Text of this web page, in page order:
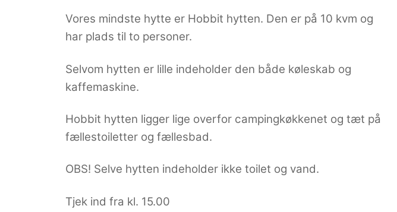
Vores mindste hytte er Hobbit hytten. Den er på 10 kvm og
har plads til to personer.
Selvom hytten er lille indeholder den både køleskab og
kaffemaskine.
Hobbit hytten ligger lige overfor campingkøkkenet og tæt på
fællestoiletter og fællesbad.
OBS! Selve hytten indeholder ikke toilet og vand.
Tjek ind fra kl. 15.00